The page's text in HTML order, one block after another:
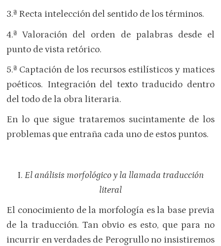
3.ª Recta intelección del sentido de los términos.
4.ª Valoración del orden de palabras desde el
punto de vista retórico.
5.ª Captación de los recursos estilísticos y matices
poéticos. Integración del texto traducido dentro
del todo de la obra literaria.
En lo que sigue trataremos sucintamente de los
problemas que entraña cada uno de estos puntos.
I. El análisis morfológico y la llamada traducción
literal
El conocimiento de la morfología es la base previa
de la traducción. Tan obvio es esto, que para no
incurrir en verdades de Perogrullo no insistiremos